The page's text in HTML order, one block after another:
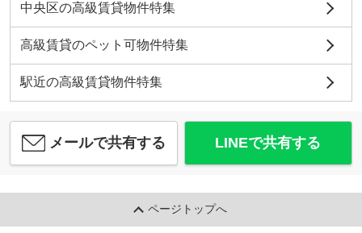
中央区の高級賃貸物件特集
高級賃貸のペット可物件特集
駅近の高級賃貸物件特集
メールで共有する LINEで共有する
ページトップへ